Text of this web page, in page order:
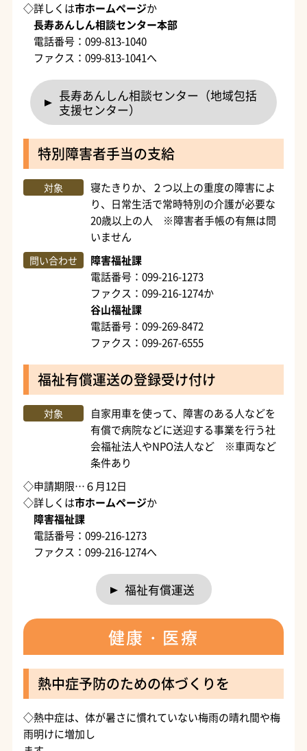
◇詳しくは市ホームページか
長寿あんしん相談センター本部
電話番号：099-813-1040
ファクス：099-813-1041へ
長寿あんしん相談センター（地域包括
支援センター）
特別障害者手当の支給
対象
寝たきりか、２つ以上の重度の障害によ
り、日常生活で常時特別の介護が必要な
20歳以上の人 ※障害者手帳の有無は問
いません
問い合わせ
障害福祉課
電話番号：099-216-1273
ファクス：099-216-1274か
谷山福祉課
電話番号：099-269-8472
ファクス：099-267-6555
福祉有償運送の登録受け付け
対象
自家用車を使って、障害のある人などを
有償で病院などに送迎する事業を行う社
会福祉法人やNPO法人など ※車両など
条件あり
◇申請期限…６月12日
◇詳しくは市ホームページか
障害福祉課
電話番号：099-216-1273
ファクス：099-216-1274へ
福祉有償運送
健康・医療
熱中症予防のための体づくりを
◇熱中症は、体が暑さに慣れていない梅雨の晴れ間や梅
雨明けに増加し